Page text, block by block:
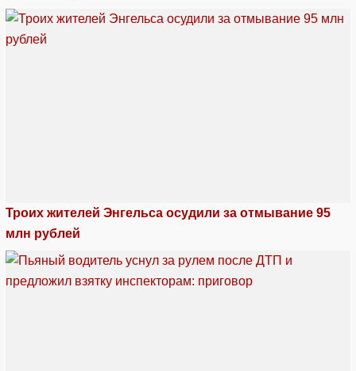
Троих жителей Энгельса осудили за отмывание 95
млн рублей